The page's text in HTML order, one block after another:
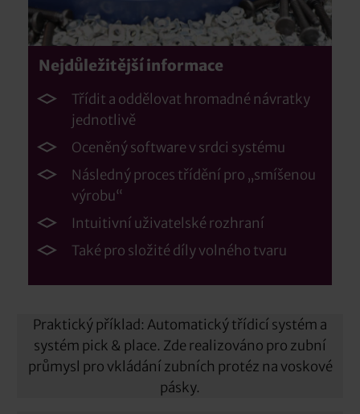
Nejdůležitější informace
Třídit a oddělovat hromadné návratky
jednotlivě
Oceněný software v srdci systému
Následný proces třídění pro „smíšenou
výrobu“
Intuitivní uživatelské rozhraní
Také pro složité díly volného tvaru
Praktický příklad: Automatický třídicí systém a
systém pick & place. Zde realizováno pro zubní
průmysl pro vkládání zubních protéz na voskové
pásky.